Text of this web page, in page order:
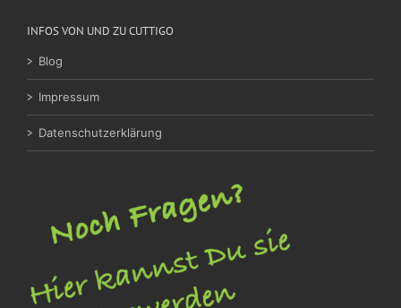
INFOS VON UND ZU CUTTIGO
Blog
Impressum
Datenschutzerklärung